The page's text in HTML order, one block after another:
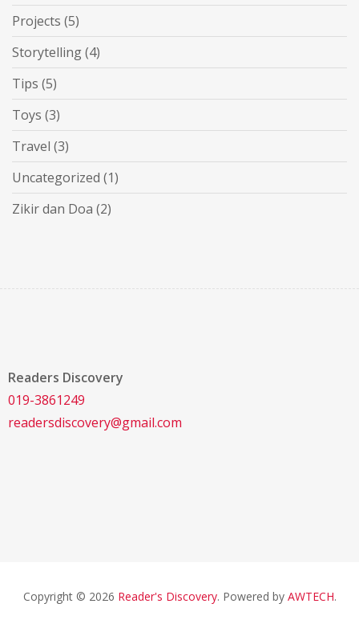
Projects (5)
Storytelling(4)
Tips (5)
Toys (3)
Travel (3)
Uncategorized (1)
Zikir dan Doa (2)
Readers Discovery
019-3861249
readersdiscovery@gmail.com
Copyright © 2026 Reader's Discovery. Powered by AWTECH.